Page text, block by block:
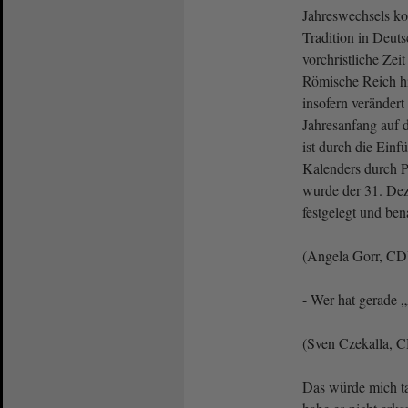
Jahreswechsels
Tradition in
vorchristliche
Römische Reich
insofern
Jahresanfang auf
ist durch die
Kalenders durch
wurde der 31.
festgelegt und
(Angela Gorr,
- Wer hat gerade
(Sven Czekalla,
Das würde mich